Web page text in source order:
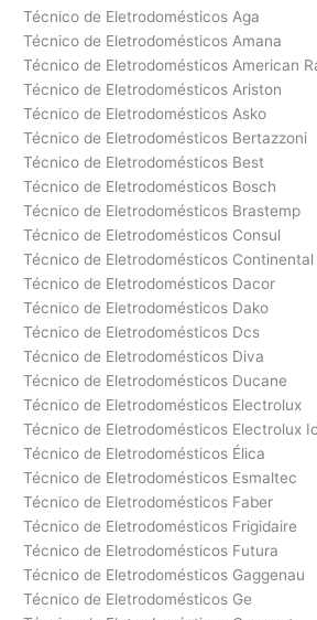
Técnico de Eletrodomésticos Aga
Técnico de Eletrodomésticos Amana
Técnico de Eletrodomésticos American
Técnico de Eletrodomésticos Ariston
Técnico de Eletrodomésticos Asko
Técnico de Eletrodomésticos Bertazzoni
Técnico de Eletrodomésticos Best
Técnico de Eletrodomésticos Bosch
Técnico de Eletrodomésticos Brastemp
Técnico de Eletrodomésticos Consul
Técnico de Eletrodomésticos Continental
Técnico de Eletrodomésticos Dacor
Técnico de Eletrodomésticos Dako
Técnico de Eletrodomésticos Dcs
Técnico de Eletrodomésticos Diva
Técnico de Eletrodomésticos Ducane
Técnico de Eletrodomésticos Electrolux
Técnico de Eletrodomésticos Electrolux
Técnico de Eletrodomésticos Élica
Técnico de Eletrodomésticos Esmaltec
Técnico de Eletrodomésticos Faber
Técnico de Eletrodomésticos Frigidaire
Técnico de Eletrodomésticos Futura
Técnico de Eletrodomésticos Gaggenau
Técnico de Eletrodomésticos Ge